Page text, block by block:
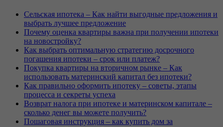
Сельская ипотека – Как найти выгодные предложения и
выбрать лучшее предложение
Почему оценка квартиры важна при получении ипотеки
на новостройку?
Как выбрать оптимальную стратегию досрочного
погашения ипотеки – срок или платеж?
Покупка квартиры на вторичном рынке – Как
использовать материнский капитал без ипотеки?
Как правильно оформить ипотеку – советы, этапы
процесса и секреты успеха
Возврат налога при ипотеке и материнском капитале –
сколько денег вы можете получить?
Пошаговая инструкция – как купить дом за